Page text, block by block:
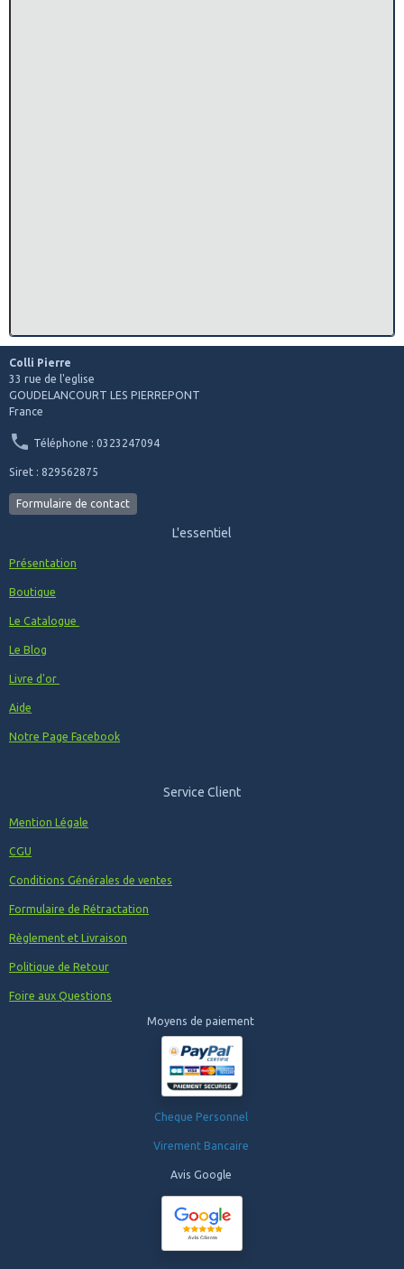
Colli Pierre
33 rue de l'eglise
GOUDELANCOURT LES PIERREPONT
France
Téléphone : 0323247094
Siret : 829562875
Formulaire de contact
L'essentiel
Présentation
Boutique
Le Catalogue
Le Blog
Livre d'or
Aide
Notre Page Facebook
Service Client
Mention Légale
CGU
Conditions Générales de ventes
Formulaire de Rétractation
Règlement et Livraison
Politique de Retour
Foire aux Questions
Moyens de paiement
Cheque Personnel
Virement Bancaire
Avis Google